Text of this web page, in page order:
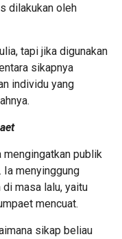
dilakukan oleh
tapi jika digunakan
sikapnya
individu yang
mengingatkan publik
Ia menyinggung
masa lalu, yaitu
mencuat.
sikap beliau